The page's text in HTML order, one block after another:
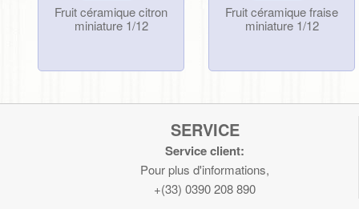
Fruit céramique citron
miniature 1/12
Fruit céramique fraise
miniature 1/12
SERVICE
Service client:
Pour plus d'informations,
+(33) 0390 208 890